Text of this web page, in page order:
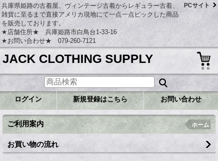
兵庫県姫路の古着屋、ヴィンテージ古着からレギュラー古着、
雑貨に至るまで直接アメリカ現地にて一点一点ピックした商品
を販売しております。
★店舗住所★ 兵庫姫路市白鳥台1-33-16
★お問い合わせ★ 079-260-7121
PCサイト
JACK CLOTHING SUPPLY
ログイン 新規登録はこちら お問い合わせ
ご利用案内 ホーム
お買い物の流れ